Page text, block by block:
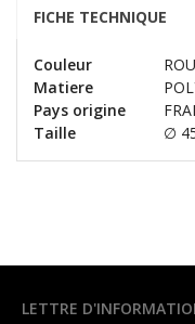
FICHE TECHNIQUE
Couleur
Matiere
Pays origine
Taille
∅
LETTRE